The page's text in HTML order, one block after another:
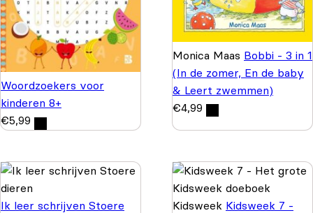
Woordzoekers voor
kinderen 8+
€5,99
Monica Maas Bobbi - 3 in 1
(In de zomer, En de baby
& Leert zwemmen)
€4,99
Ik leer schrijven Stoere
Kidsweek Kidsweek 7 -